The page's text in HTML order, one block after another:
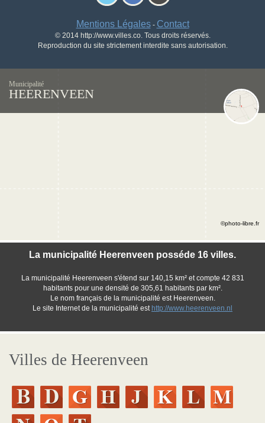
Mentions Légales- Contact
© 2014 http://www.villes.co. Tous droits réservés.
Reproduction du site strictement interdite sans autorisation.
Municipalité
HEERENVEEN
La municipalité Heerenveen posséde 16 villes.
La municipalité Heerenveen s'étend sur 140,15 km² et compte 42 831
habitants pour une densité de 305,61 habitants par km².
Le nom français de la municipalité est Heerenveen.
Le site Internet de la municipalité est http://www.heerenveen.nl
©photo-libre.fr
Villes de Heerenveen